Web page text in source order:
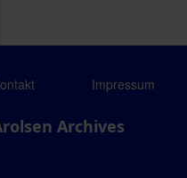
Impressum
Archives